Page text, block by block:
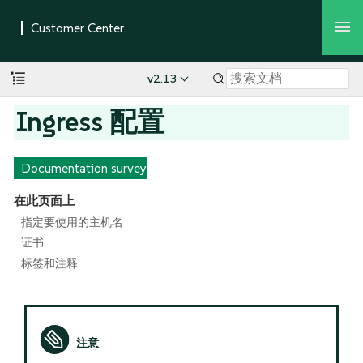
v2.13
Ingress 配置
Documentation survey
在此页面上
指定要使用的主机名
证书
标签和注释